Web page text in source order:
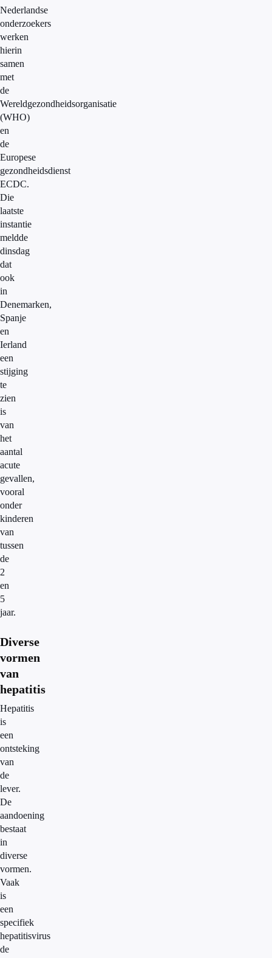
Nederlandse
onderzoekers
werken
hierin
samen
met
de
Wereldgezondheidsorganisatie
(WHO)
en
de
Europese
gezondheidsdienst
ECDC.
Die
laatste
instantie
meldde
dinsdag
dat
ook
in
Denemarken,
Spanje
en
Ierland
een
stijging
te
zien
is
van
het
aantal
acute
gevallen,
vooral
onder
kinderen
van
tussen
de
2
en
5
jaar.
Diverse
vormen
van
hepatitis
Hepatitis
is
een
ontsteking
van
de
lever.
De
aandoening
bestaat
in
diverse
vormen.
Vaak
is
een
specifiek
hepatitisvirus
de